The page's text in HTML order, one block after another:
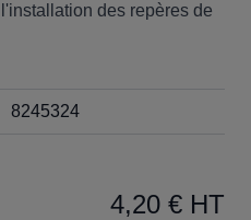
des repères de
8245324
4,20 € HT